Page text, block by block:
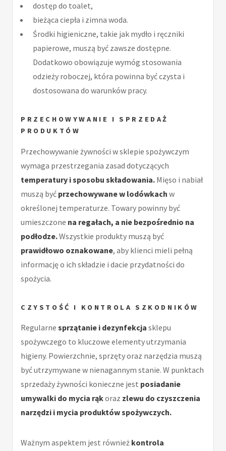
dostęp do toalet,
bieżąca ciepła i zimna woda.
Środki higieniczne, takie jak mydło i ręczniki
papierowe, muszą być zawsze dostępne.
Dodatkowo obowiązuje wymóg stosowania
odzieży roboczej, która powinna być czysta i
dostosowana do warunków pracy.
PRZECHOWYWANIE I SPRZEDAŻ
PRODUKTÓW
Przechowywanie żywności w sklepie spożywczym
wymaga przestrzegania zasad dotyczących
temperatury i sposobu składowania. Mięso i nabiał
muszą być przechowywane w lodówkach w
określonej temperaturze. Towary powinny być
umieszczone na regałach, a nie bezpośrednio na
podłodze.Wszystkie produkty muszą być
prawidłowo oznakowane, aby klienci mieli pełną
informację o ich składzie i dacie przydatności do
spożycia.
CZYSTOŚĆ I KONTROLA SZKODNIKÓW
Regularne sprzątanie i dezynfekcja sklepu
spożywczego to kluczowe elementy utrzymania
higieny. Powierzchnie, sprzęty oraz narzędzia muszą
być utrzymywane w nienagannym stanie. W punktach
sprzedaży żywności konieczne jest posiadanie
umywalki do mycia rąkoraz zlewu do czyszczenia
narzędzi i mycia produktów spożywczych.
Ważnym aspektem jest również kontrola